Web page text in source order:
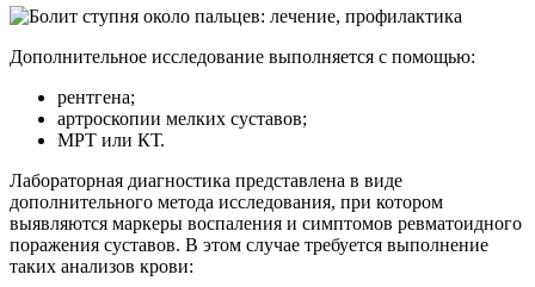
Дополнительное исследование выполняется с помощью:
рентгена;
артроскопии мелких суставов;
МРТ или КТ.
Лабораторная диагностика представлена в виде
дополнительного метода исследования, при котором
выявляются маркеры воспаления и симптомов ревматоидного
поражения суставов. В этом случае требуется выполнение
таких анализов крови: